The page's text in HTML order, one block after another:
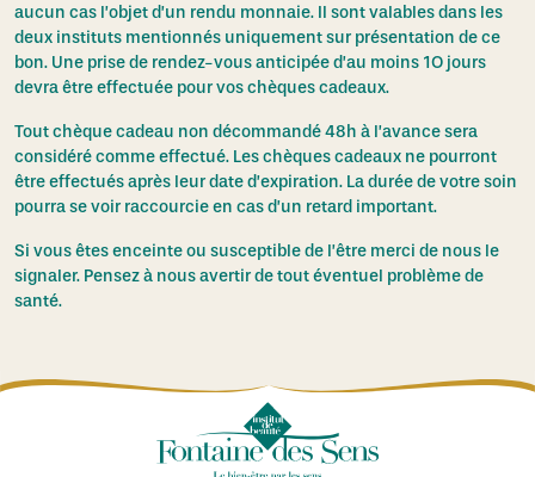
aucun cas l’objet d’un rendu monnaie. Il sont valables dans les
deux instituts mentionnés uniquement sur présentation de ce
bon. Une prise de rendez-vous anticipée d’au moins 1O jours
devra être effectuée pour vos chèques cadeaux.
Tout chèque cadeau non décommandé 48h à l’avance sera
considéré comme effectué. Les chèques cadeaux ne pourront
être effectués après leur date d’expiration. La durée de votre soin
pourra se voir raccourcie en cas d’un retard important.
Si vous êtes enceinte ou susceptible de l’être merci de nous le
signaler. Pensez à nous avertir de tout éventuel problème de
santé.